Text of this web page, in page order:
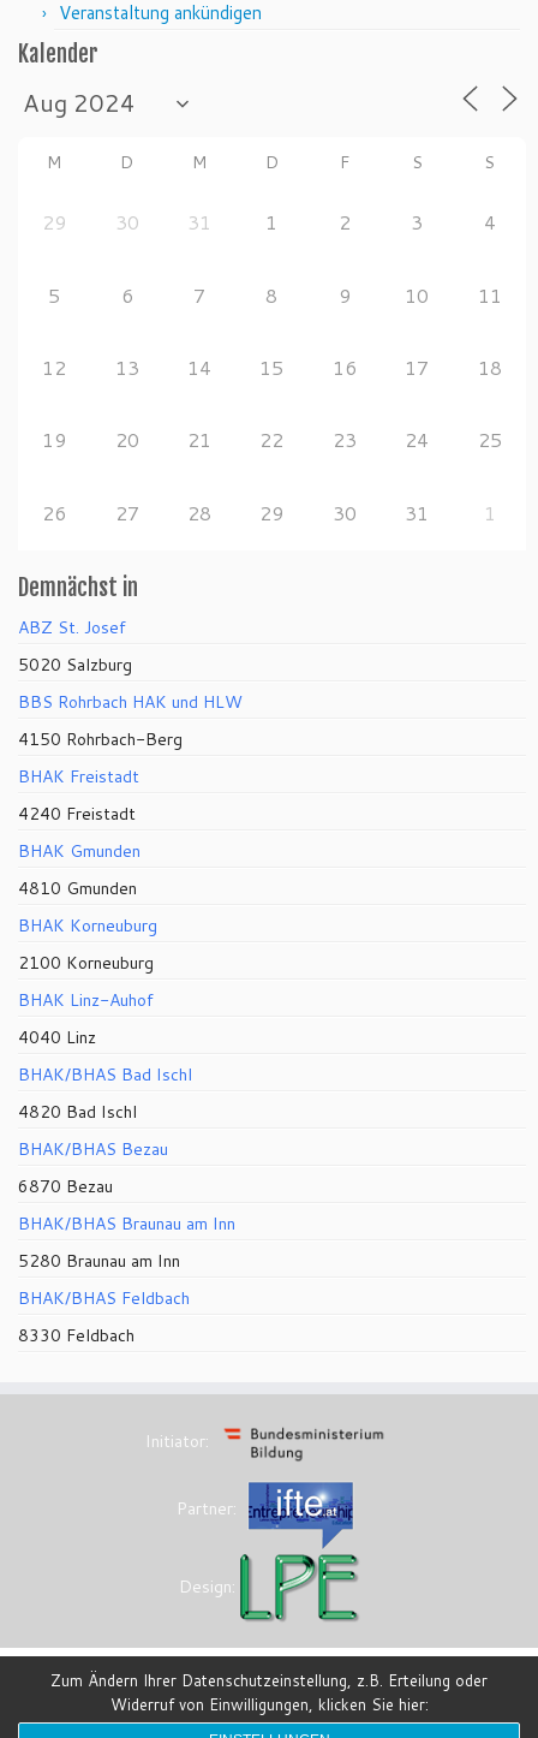
Veranstaltung ankündigen
Kalender
M D M D F S S
29 30 31 1 2 3 4
5 6 7 8 9 10 11
12 13 14 15 16 17 18
19 20 21 22 23 24 25
26 27 28 29 30 31 1
Demnächst in
ABZ St. Josef
5020 Salzburg
BBS Rohrbach HAK und HLW
4150 Rohrbach-Berg
BHAK Freistadt
4240 Freistadt
BHAK Gmunden
4810 Gmunden
BHAK Korneuburg
2100 Korneuburg
BHAK Linz-Auhof
4040 Linz
BHAK/BHAS Bad Ischl
4820 Bad Ischl
BHAK/BHAS Bezau
6870 Bezau
BHAK/BHAS Braunau am Inn
5280 Braunau am Inn
BHAK/BHAS Feldbach
8330 Feldbach
Initiator:
Partner:
Design:
·© 2026 eesi-impulszentrum· Powered by
·
Zum Ändern Ihrer Datenschutzeinstellung, z.B. Erteilung oder
Widerruf von Einwilligungen, klicken Sie hier: